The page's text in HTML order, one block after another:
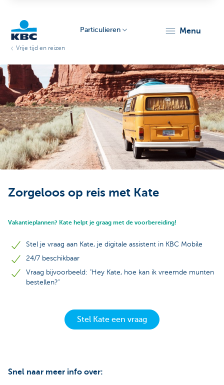
Particulieren
Particulieren menu
Vrije tijd en reizen
Zorgeloos op reis met Kate
Vakantieplannen? Kate helpt je graag met de voorbereiding!
Stel je vraag aan Kate, je digitale assistent in KBC Mobile
24/7 beschikbaar
Vraag bijvoorbeeld: "Hey Kate, hoe kan ik vreemde munten
bestellen?"
Stel Kate een vraag
Snel naar meer info over: